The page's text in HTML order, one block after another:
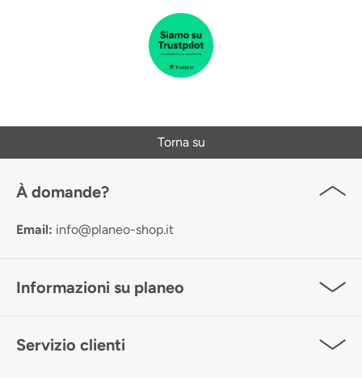
Torna su
À domande?
Email: info@planeo-shop.it
Informazioni su planeo
Servizio clienti